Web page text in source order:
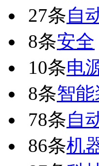
27条自
8条安全
10条电
8条智
78条自
86条机